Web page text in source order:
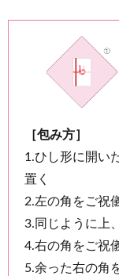
［包み方］
1.ひし形に開い
置く
2.左の角をご祝
3.同じように上
4.右の角をご祝
5.余った右の角